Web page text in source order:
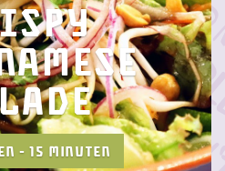
- 15 MINUTEN